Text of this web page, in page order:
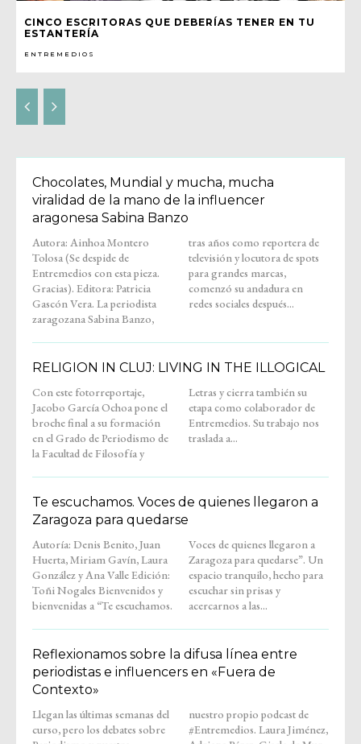
CINCO ESCRITORAS QUE DEBERÍAS TENER EN TU
ESTANTERÍA
ENTREMEDIOS
Chocolates, Mundial y mucha, mucha
viralidad de la mano de la influencer
aragonesa Sabina Banzo
Autora: Ainhoa Montero
Tolosa (Se despide de
Entremedios con esta pieza.
Gracias). Editora: Patricia
Gascón Vera. La periodista
zaragozana Sabina Banzo,
tras años como reportera de
televisión y locutora de spots
para grandes marcas,
comenzó su andadura en
redes sociales después...
RELIGION IN CLUJ: LIVING IN THE ILLOGICAL
Con este fotorreportaje,
Jacobo García Ochoa pone el
broche final a su formación
en el Grado de Periodismo de
la Facultad de Filosofía y
Letras y cierra también su
etapa como colaborador de
Entremedios. Su trabajo nos
traslada a...
Te escuchamos. Voces de quienes llegaron a
Zaragoza para quedarse
Autoría: Denis Benito, Juan
Huerta, Miriam Gavín, Laura
González y Ana Valle Edición:
Toñi Nogales Bienvenidos y
bienvenidas a “Te escuchamos.
Voces de quienes llegaron a
Zaragoza para quedarse”. Un
espacio tranquilo, hecho para
escuchar sin prisas y
acercarnos a las...
Reflexionamos sobre la difusa línea entre
periodistas e influencers en «Fuera de
Contexto»
Llegan las últimas semanas del
curso, pero los debates sobre
nuestro propio podcast de
#Entremedios. Laura Jiménez,